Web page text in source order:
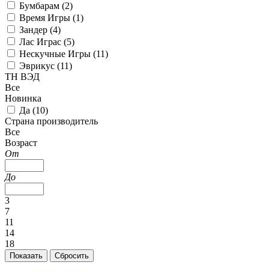
Бумбарам (2)
Время Игры (1)
Зандер (4)
Лас Играс (5)
Нескучные Игры (11)
Эврикус (11)
ТН ВЭД
Все
Новинка
Да (10)
Страна производитель
Все
Возраст
От
До
3
7
11
14
18